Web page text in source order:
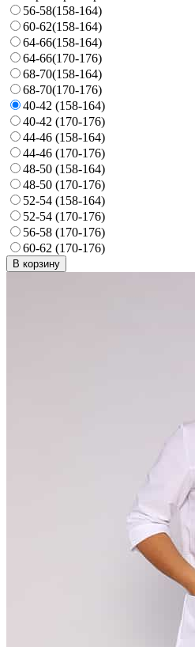
56-58(158-164)
60-62(158-164)
64-66(158-164)
64-66(170-176)
68-70(158-164)
68-70(170-176)
40-42 (158-164)
40-42 (170-176)
44-46 (158-164)
44-46 (170-176)
48-50 (158-164)
48-50 (170-176)
52-54 (158-164)
52-54 (170-176)
56-58 (170-176)
60-62 (170-176)
В корзину